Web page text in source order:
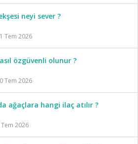
neyi sever ?
Tem 2026
özgüvenli olunur ?
Tem 2026
ağaçlara hangi ilaç atılır ?
Tem 2026